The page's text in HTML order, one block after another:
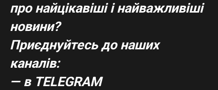
про найцікавіші і найважливіші
новини?
Приєднуйтесь до наших
каналів:
— в TELEGRAM